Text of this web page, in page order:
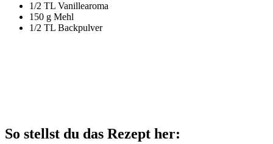
1/2 TL Vanillearoma
150 g Mehl
1/2 TL Backpulver
So stellst du das Rezept her: